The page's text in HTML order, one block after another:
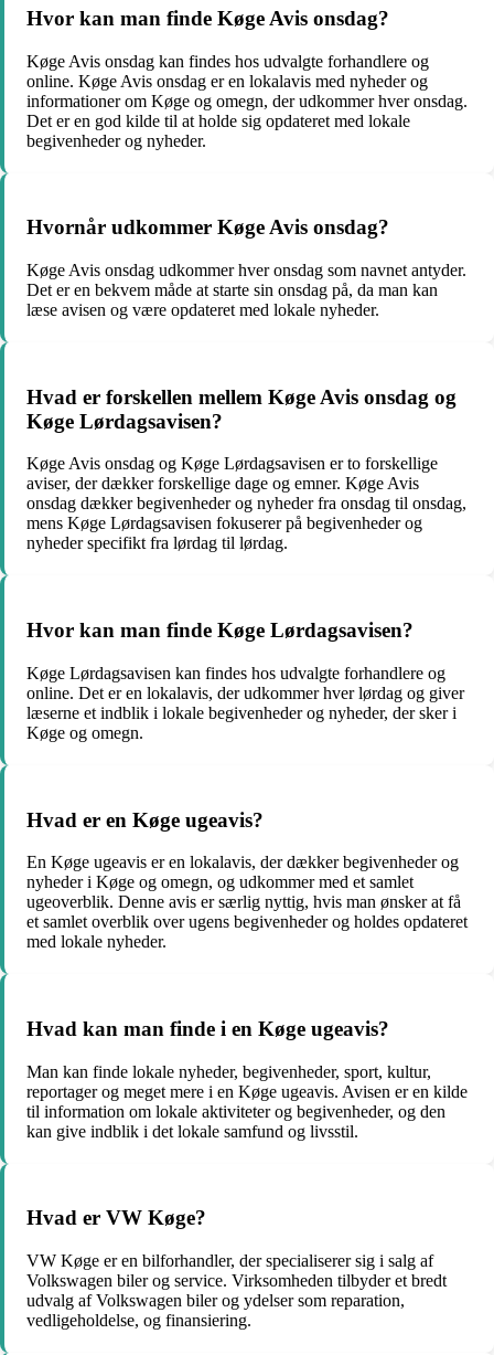
Hvor kan man finde Køge Avis onsdag?
Køge Avis onsdag kan findes hos udvalgte forhandlere og
online. Køge Avis onsdag er en lokalavis med nyheder og
informationer om Køge og omegn, der udkommer hver onsdag.
Det er en god kilde til at holde sig opdateret med lokale
begivenheder og nyheder.
Hvornår udkommer Køge Avis onsdag?
Køge Avis onsdag udkommer hver onsdag som navnet antyder.
Det er en bekvem måde at starte sin onsdag på, da man kan
læse avisen og være opdateret med lokale nyheder.
Hvad er forskellen mellem Køge Avis onsdag og
Køge Lørdagsavisen?
Køge Avis onsdag og Køge Lørdagsavisen er to forskellige
aviser, der dækker forskellige dage og emner. Køge Avis
onsdag dækker begivenheder og nyheder fra onsdag til onsdag,
mens Køge Lørdagsavisen fokuserer på begivenheder og
nyheder specifikt fra lørdag til lørdag.
Hvor kan man finde Køge Lørdagsavisen?
Køge Lørdagsavisen kan findes hos udvalgte forhandlere og
online. Det er en lokalavis, der udkommer hver lørdag og giver
læserne et indblik i lokale begivenheder og nyheder, der sker i
Køge og omegn.
Hvad er en Køge ugeavis?
En Køge ugeavis er en lokalavis, der dækker begivenheder og
nyheder i Køge og omegn, og udkommer med et samlet
ugeoverblik. Denne avis er særlig nyttig, hvis man ønsker at få
et samlet overblik over ugens begivenheder og holdes opdateret
med lokale nyheder.
Hvad kan man finde i en Køge ugeavis?
Man kan finde lokale nyheder, begivenheder, sport, kultur,
reportager og meget mere i en Køge ugeavis. Avisen er en kilde
til information om lokale aktiviteter og begivenheder, og den
kan give indblik i det lokale samfund og livsstil.
Hvad er VW Køge?
VW Køge er en bilforhandler, der specialiserer sig i salg af
Volkswagen biler og service. Virksomheden tilbyder et bredt
udvalg af Volkswagen biler og ydelser som reparation,
vedligeholdelse, og finansiering.